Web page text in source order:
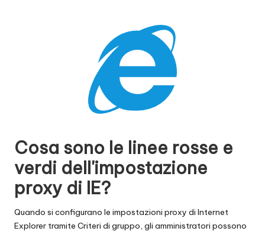
Cosa sono le linee rosse e
verdi dell'impostazione
proxy di IE?
Quando si configurano le impostazioni proxy di Internet
Explorer tramite Criteri di gruppo, gli amministratori possono